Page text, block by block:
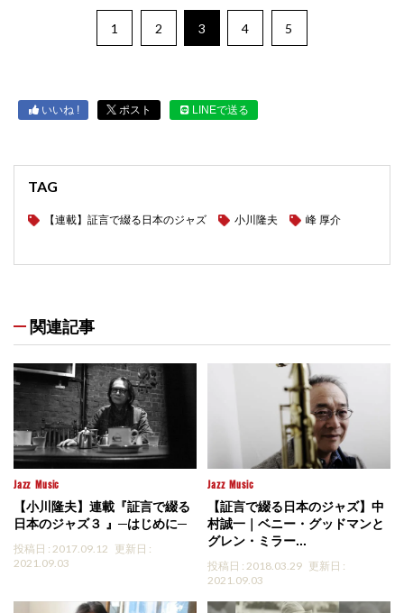
1 2 3 4 5
いいね ! ポスト LINEで送る
TAG
【連載】証言で綴る日本のジャズ 小川隆夫 峰 厚介
関連記事
Jazz Music
【小川隆夫】連載『証言で綴る
日本のジャズ３ 』─はじめに─
投稿日 : 2017.09.12 更新日 :
2021.09.03
Jazz Music
【証言で綴る日本のジャズ】中
村誠一｜ベニー・グッドマンと
グレン・ミラー...
投稿日 : 2018.03.29 更新日 :
2021.09.03